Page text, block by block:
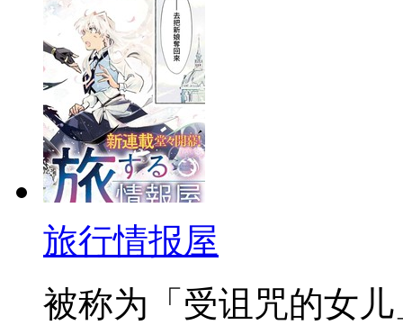
旅行情报屋
被称为「受诅咒的女儿